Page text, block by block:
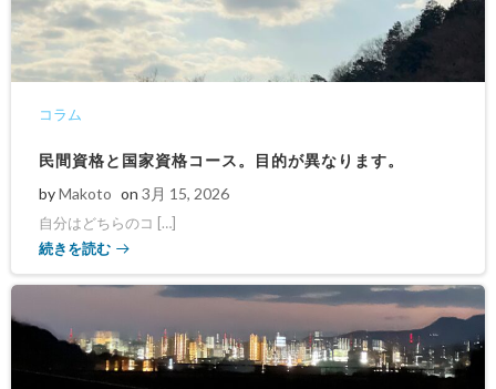
コラム
民間資格と国家資格コース。目的が異なります。
byMakoto on 3月 15, 2026
自分はどちらのコ […]
続きを読む